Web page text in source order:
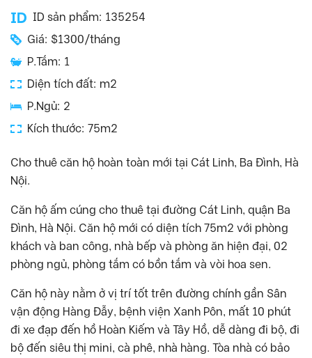
ID sản phẩm: 135254
Giá: $1300/tháng
P.Tắm: 1
Diện tích đất: m2
P.Ngủ: 2
Kích thước: 75m2
Cho thuê căn hộ hoàn toàn mới tại Cát Linh, Ba Đình, Hà
Nội.
Căn hộ ấm cúng cho thuê tại đường Cát Linh, quận Ba
Đình, Hà Nội. Căn hộ mới có diện tích 75m2 với phòng
khách và ban công, nhà bếp và phòng ăn hiện đại, 02
phòng ngủ, phòng tắm có bồn tắm và vòi hoa sen.
Căn hộ này nằm ở vị trí tốt trên đường chính gần Sân
vận động Hàng Đẫy, bệnh viện Xanh Pôn, mất 10 phút
đi xe đạp đến hồ Hoàn Kiếm và Tây Hồ, dễ dàng đi bộ, đi
bộ đến siêu thị mini, cà phê, nhà hàng. Tòa nhà có bảo